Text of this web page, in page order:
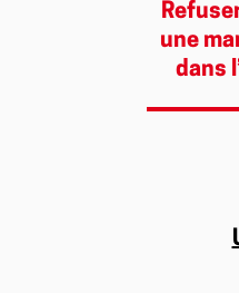
une
dans